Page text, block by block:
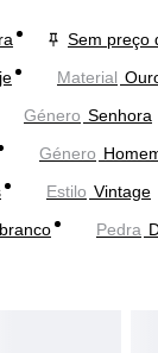
Sem preço
Material
Género Senhora
Género
Estilo Vintage
Pedra